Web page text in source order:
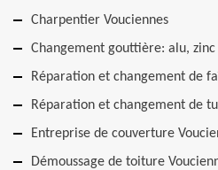
Charpentier Vouciennes
Changement gouttière: alu, zinc
Réparation et changement de
Réparation et changement de
Entreprise de couverture
Démoussage de toiture